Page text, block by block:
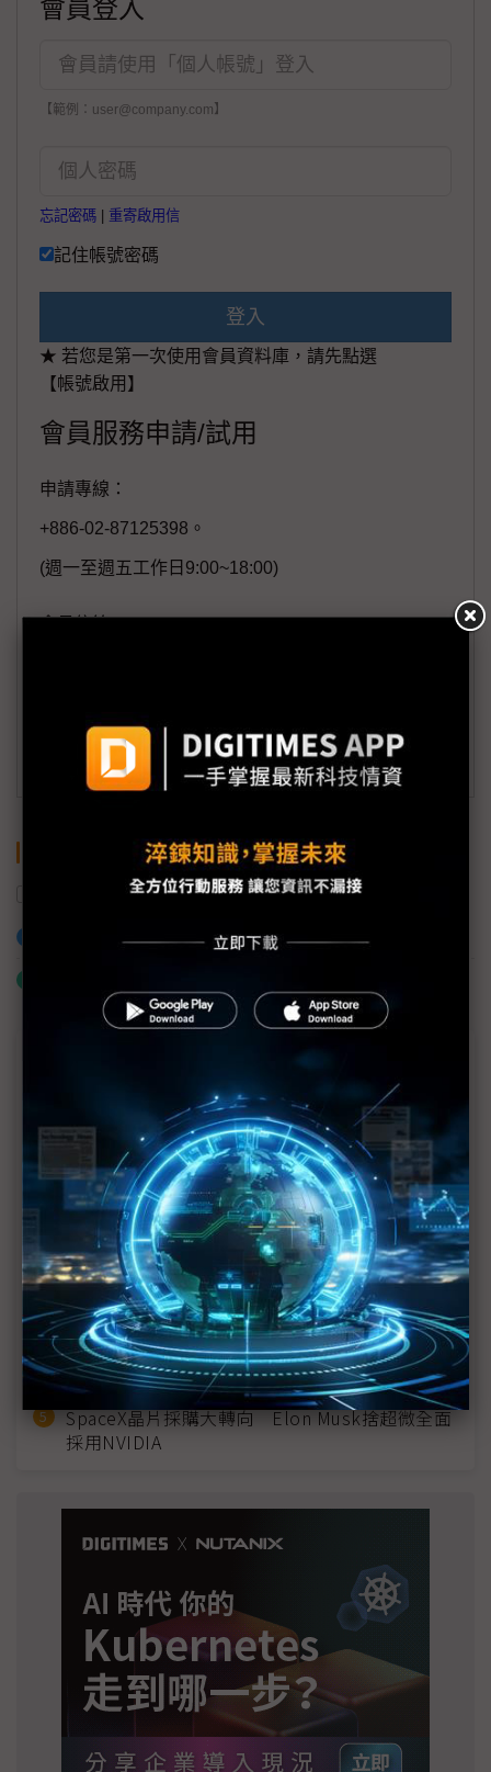
會員登入
【範例：user@company.com】
忘記密碼 重寄啟用信
記住帳號密碼
登入
★ 若您是第一次使用會員資料庫，請先點選
【帳號啟用】
會員服務申請/試用
申請專線：
+886-02-87125398。
(週一至週五工作日9:00~18:00)
會員信箱：
訂閱DIGITIMES 行動版
數位轉型 智慧製造
加入已選取到「關鍵字追蹤」
MLCC訂單過熱、出貨比創高 村田示警全球AI基
建熱潮將趨緩
2027全年記憶體產能提前售罄 買家「祕而不
宣」只怕買不夠
英特爾EMIB良率達標 聯發科第2代ASIC產品
2028準時量產
光進銅退更明確？ 聯發科估SerDes 448G為銅
線「最終戰場」
SpaceX晶片採購大轉向 Elon Musk捨超微全面
採用NVIDIA